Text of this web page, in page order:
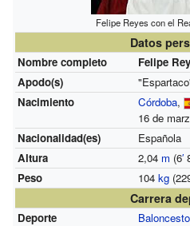
Felipe Reyes con el
Datos
Nombre completo
Felipe
Apodo(s)
Nacimiento
Córdoba,
16 de
Nacionalidad(es)
Española
Altura
2,04 m (6′
Peso
104 kg
Carrera
Deporte Baloncesto